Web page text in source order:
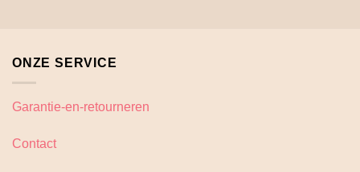
ONZE SERVICE
Garantie-en-retourneren
Contact